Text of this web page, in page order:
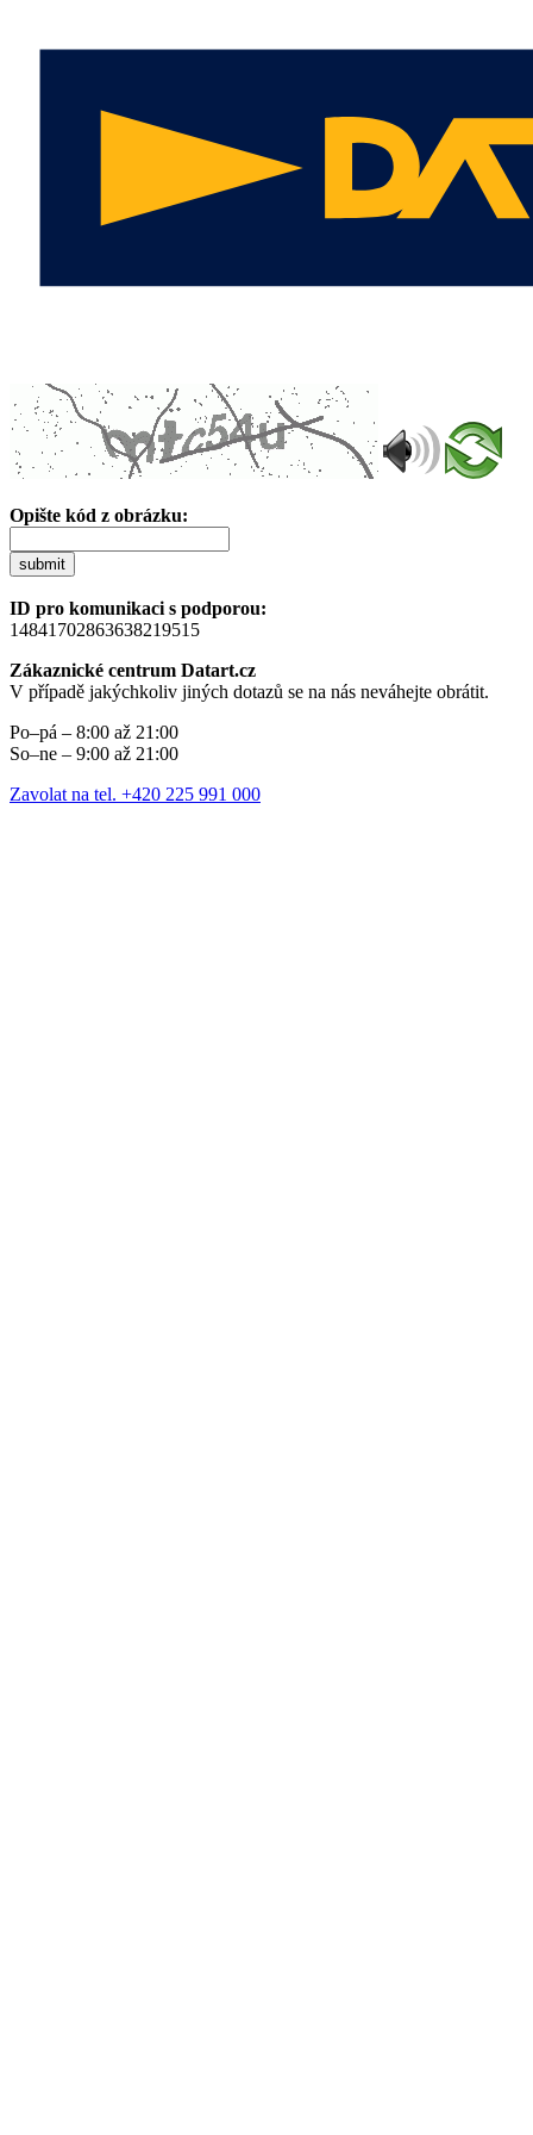
Opište kód z obrázku:
submit
ID pro komunikaci s podporou:
14841702863638219515
Zákaznické centrum Datart.cz
V případě jakýchkoliv jiných dotazů se na nás neváhejte obrátit.
Po–pá – 8:00 až 21:00
So–ne – 9:00 až 21:00
Zavolat na tel. +420 225 991 000